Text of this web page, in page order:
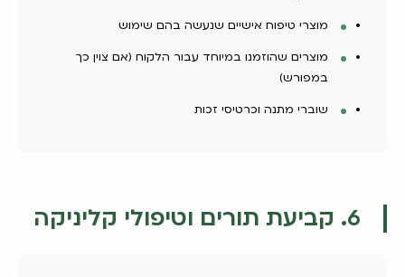
מוצרי טיפוח אישיים שנעשה בהם שימוש
מוצרים שהוזמנו במיוחד עבור הלקוח (אם צוין כך
במפורש)
שוברי מתנה וכרטיסי זכות
6. קביעת תורים וטיפולי קליניקה